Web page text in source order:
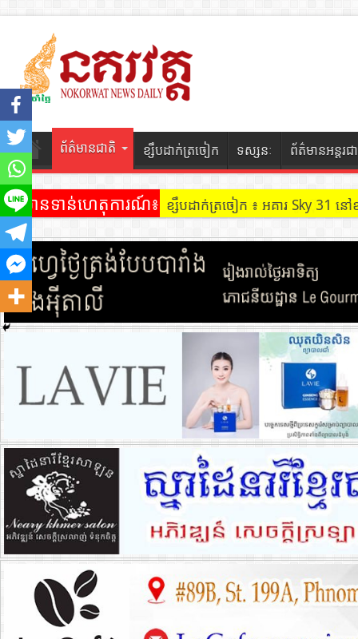
ព័ត៌មានជាតិ ខ្សឹបដាក់ត្រចៀក ទស្សនៈ ព័ត៌មានអន្តរជ
ព័ត៌មានទាន់ហេតុការណ៍៖ ខ្សឹបដាក់ត្រចៀក ៖ អគារ Sky 31